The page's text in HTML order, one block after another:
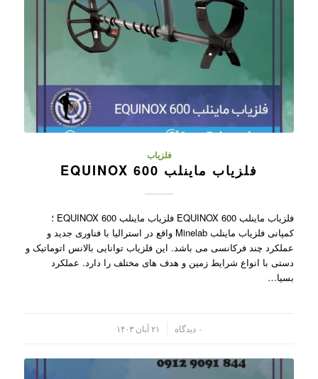
فلزیاب
فلزیاب ماینلب EQUINOX 600
فلزیاب ماینلب EQUINOX 600 فلزیاب ماینلب EQUINOX 600 ؛
کمپانی فلزیاب ماینلب Minelab واقع در استرالیا با فناوری جدید و
عملکرد چند فرکانسی می باشد. این فلزیاب توانایی بالانس اتوماتیک و
دستی با انواع شرایط زمین و هدف های مختلف را دارد. عملکرد
بسیا…
۰ دیدگاه ۲۱ آبان ۱۴۰۳